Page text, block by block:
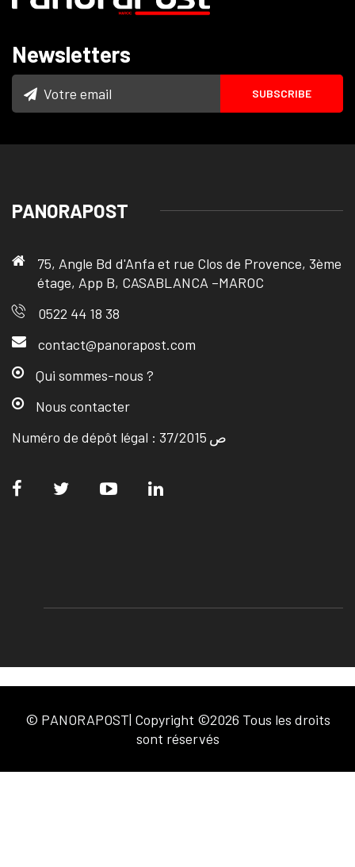
Newsletters
PANORAPOST
75, Angle Bd d'Anfa et rue Clos de Provence, 3ème
étage, App B, CASABLANCA –MAROC
0522 44 18 38
contact@panorapost.com
Qui sommes-nous ?
Nous contacter
Numéro de dépôt légal : ص 37/2015
© PANORAPOST| Copyright ©2026 Tous les droits
sont réservés